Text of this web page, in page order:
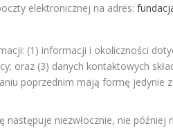
elektronicznej na adres:
(1) informacji i okoliczności
oraz (3) danych kontaktowych
poprzednim mają formę jedynie
niezwłocznie, nie